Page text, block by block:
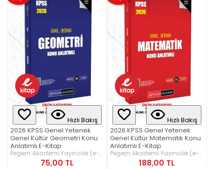
Hızlı Bakış
2026 KPSS Genel Yetenek
Genel Kültür Geometri Konu
Anlatımlı E-Kitap
Pegem Akademi Yayıncılık (e-
kitap) 75,00 TL
Hızlı Bakış
2026 KPSS Genel Yetenek
Genel Kültür Matematik Konu
Anlatımlı E-Kitap
Pegem Akademi Yayıncılık (e-
kitap) 188,00 TL